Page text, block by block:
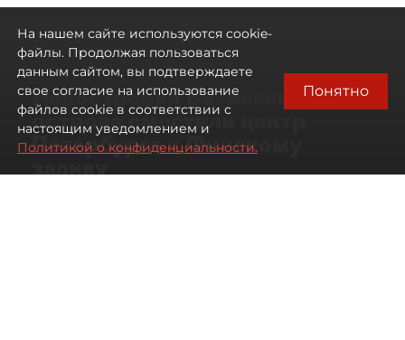
Новостройки Васильевского
острова сместили центр
Петербурга к Финскому
заливу
На нашем сайте используются cookie-
файлы. Продолжая пользоваться
данным сайтом, вы подтверждаете
свое согласие на использование
файлов cookie в соответствии с
настоящим уведомлением и
Политикой о конфиденциальности.
Понятно